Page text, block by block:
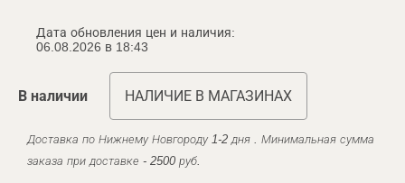
Дата обновления цен и наличия:
06.08.2026 в 18:43
В наличии НАЛИЧИЕ В МАГАЗИНАХ
Доставка по Нижнему Новгороду 1-2 дня . Минимальная сумма
заказа при доставке - 2500 руб.